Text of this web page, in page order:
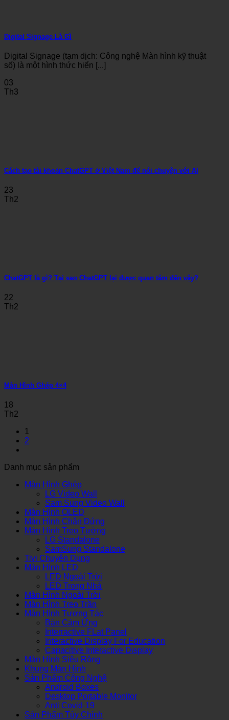
Digital Signage Là Gì
Digital Signage (tạm dịch: Công nghệ Màn hình kỹ thuật
số) là một hình thức hiển [...]
03
Th3
Cách tạo tài khoản ChatGPT ở Việt Nam để nói chuyện với AI
23
Th2
ChatGPT là gì? Tại sao ChatGPT lại được quan tâm đến vậy?
22
Th2
Màn Hình Ghép 4×4
18
Th2
1
2
Danh mục sản phẩm
Màn Hình Ghép
LG Video Wall
Sam Sung Video Wall
Màn Hình OLED
Màn Hình Chân Đứng
Màn Hình Treo Tường
LG Standalone
SamSung Standalone
Tivi Chuyên Dụng
Màn Hình LED
LED Ngoài Trời
LED Trong Nhà
Màn Hình Ngoài Trời
Màn Hình Treo Trần
Màn Hình Tương Tác
Bàn Cảm Ứng
Interractive FLat Panel
Interactive Display For Education
Capacitive Interactive Display
Màn Hình Siêu Rộng
Khung Màn Hình
Sản Phẩm Công Nghệ
Android Boxes
Desktop Portable Monitor
Anti Covid-19
Sản Phẩm Tùy Chỉnh